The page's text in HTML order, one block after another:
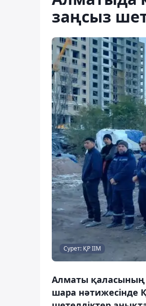
заңсыз
Сурет: ҚР ІІМ
Алматы қаласының
шара нәтижесінде